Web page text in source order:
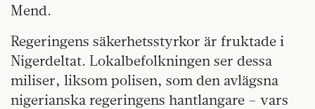
Mend.
Regeringens säkerhetsstyrkor är fruktade i
Nigerdeltat. Lokalbefolkningen ser dessa
miliser, liksom polisen, som den avlägsna
nigerianska regeringens hantlangare – vars